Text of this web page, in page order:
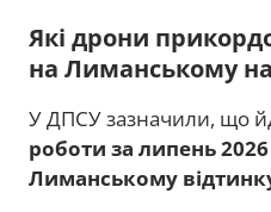
Які дрони
на Лиманському
У ДПСУ зазначили, що
роботи за липень
Лиманському